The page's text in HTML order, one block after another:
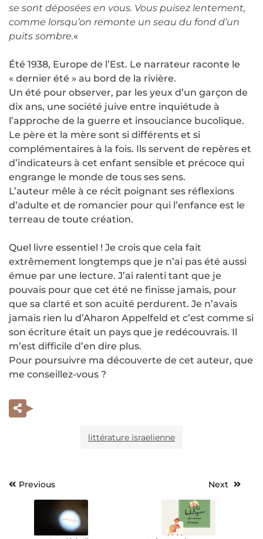
se sont déposées en vous. Vous puisez lentement,
comme lorsqu’on remonte un seau du fond d’un
puits sombre.«
Été 1938, Europe de l’Est. Le narrateur raconte le
« dernier été » au bord de la rivière.
Un été pour observer, par les yeux d’un garçon de
dix ans, une société juive entre inquiétude à
l’approche de la guerre et insouciance bucolique.
Le père et la mère sont si différents et si
complémentaires à la fois. Ils servent de repères et
d’indicateurs à cet enfant sensible et précoce qui
engrange le monde de tous ses sens.
L’auteur mêle à ce récit poignant ses réflexions
d’adulte et de romancier pour qui l’enfance est le
terreau de toute création.
Quel livre essentiel ! Je crois que cela fait
extrêmement longtemps que je n’ai pas été aussi
émue par une lecture. J’ai ralenti tant que je
pouvais pour que cet été ne finisse jamais, pour
que sa clarté et son acuité perdurent. Je n’avais
jamais rien lu d’Aharon Appelfeld et c’est comme si
son écriture était un pays que je redécouvrais. Il
m’est difficile d’en dire plus.
Pour poursuivre ma découverte de cet auteur, que
me conseillez-vous ?
littérature israelienne
Navigation
l’article
Previous Next